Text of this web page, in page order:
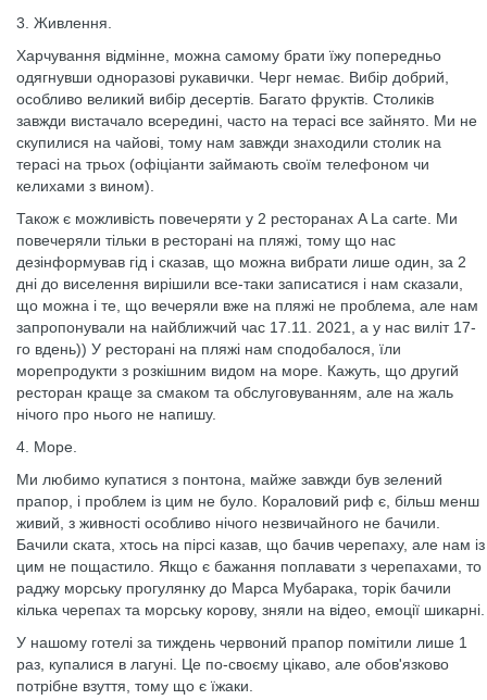
3. Живлення.
Харчування відмінне, можна самому брати їжу попередньо
одягнувши одноразові рукавички. Черг немає. Вибір добрий,
особливо великий вибір десертів. Багато фруктів. Столиків
завжди вистачало всередині, часто на терасі все зайнято. Ми не
скупилися на чайові, тому нам завжди знаходили столик на
терасі на трьох (офіціанти займають своїм телефоном чи
келихами з вином).
Також є можливість повечеряти у 2 ресторанах A La carte. Ми
повечеряли тільки в ресторані на пляжі, тому що нас
дезінформував гід і сказав, що можна вибрати лише один, за 2
дні до виселення вирішили все-таки записатися і нам сказали,
що можна і те, що вечеряли вже на пляжі не проблема, але нам
запропонували на найближчий час 17.11. 2021, а у нас виліт 17-
го вдень)) У ресторані на пляжі нам сподобалося, їли
морепродукти з розкішним видом на море. Кажуть, що другий
ресторан краще за смаком та обслуговуванням, але на жаль
нічого про нього не напишу.
4. Море.
Ми любимо купатися з понтона, майже завжди був зелений
прапор, і проблем із цим не було. Кораловий риф є, більш менш
живий, з живності особливо нічого незвичайного не бачили.
Бачили ската, хтось на пірсі казав, що бачив черепаху, але нам із
цим не пощастило. Якщо є бажання поплавати з черепахами, то
раджу морську прогулянку до Марса Мубарака, торік бачили
кілька черепах та морську корову, зняли на відео, емоції шикарні.
У нашому готелі за тиждень червоний прапор помітили лише 1
раз, купалися в лагуні. Це по-своєму цікаво, але обов'язково
потрібне взуття, тому що є їжаки.